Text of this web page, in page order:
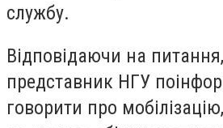
службу.
Відповідаючи на питання,
представник НГУ
говорити про